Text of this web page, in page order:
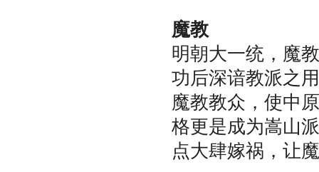
魔教
明朝大一统，魔
功后深谙教派之
魔教教众，使中
格更是成为嵩山
点大肆嫁祸，让